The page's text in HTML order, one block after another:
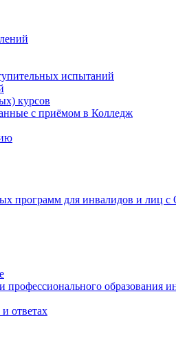
испытаний
курсов
с приёмом в Колледж
программ для инвалидов и лиц
профессионального образования
ответах